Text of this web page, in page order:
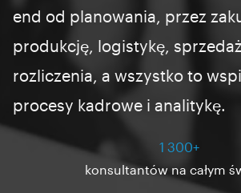
end od planowania, przez
produkcję, logistykę,
rozliczenia, a wszystko to
procesy kadrowe i analitykę.
1 300+
konsultantów na całym